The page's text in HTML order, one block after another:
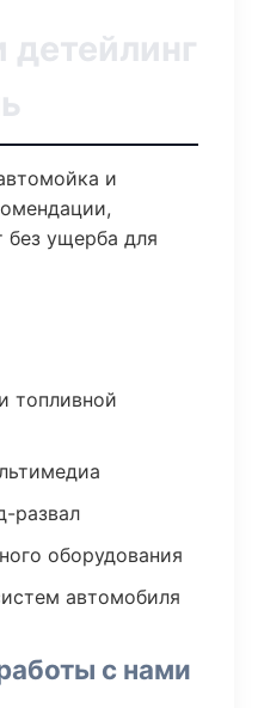
и
ущерба для
топливной
развал
оборудования
автомобиля
с нами